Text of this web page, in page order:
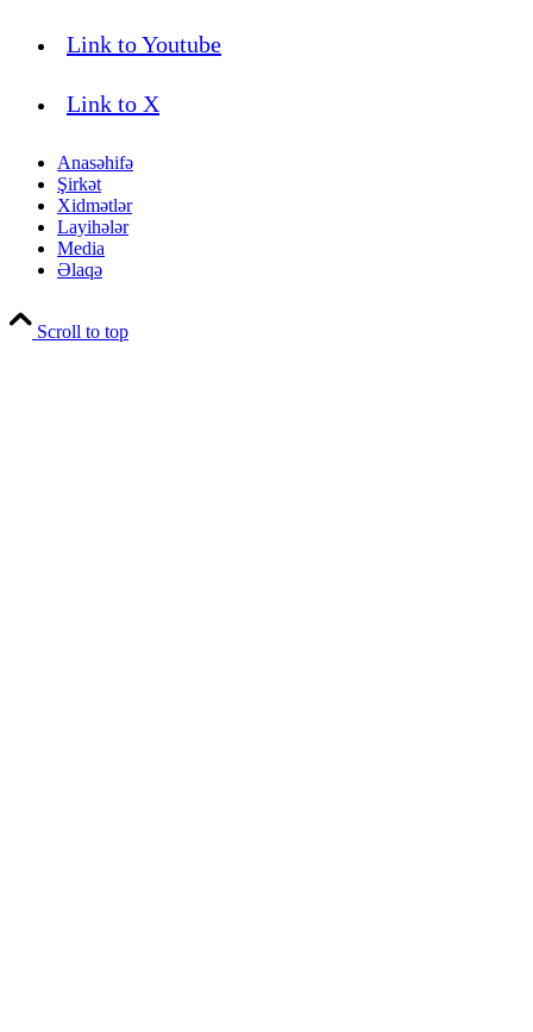
Link to Youtube
Link to X
Anasəhifə
Şirkət
Xidmətlər
Layihələr
Media
Əlaqə
Scroll to top